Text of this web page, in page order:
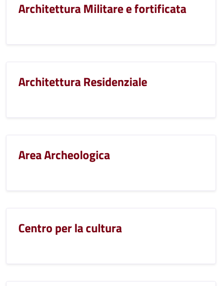
Architettura Militare e fortificata
Architettura Residenziale
Area Archeologica
Centro per la cultura